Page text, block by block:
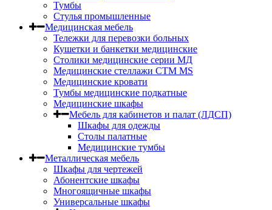
Тумбы
Стулья промышленные
Медицинская мебель
Тележки для перевозки больных
Кушетки и банкетки медицинские
Столики медицинские серии МД
Медицинские стеллажи СТМ MS
Медицинские кровати
Тумбы медицинские подкатные
Медицинские шкафы
Мебель для кабинетов и палат (ЛДСП)
Шкафы для одежды
Столы палатные
Медицинские тумбы
Металлическая мебель
Шкафы для чертежей
Абонентские шкафы
Многоящичные шкафы
Универсальные шкафы